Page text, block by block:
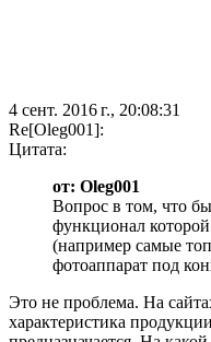
4 сент. 2016 г., 20:08:31
Re[Oleg001]:
Цитата:
от: Oleg001
Вопрос в том, что бы
функционал которой
(например самые
фотоаппарат под
Это не проблема. На
характеристика